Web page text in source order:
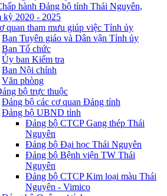
hành Đảng bộ tỉnh Thái Nguyên,
kỳ 2020 - 2025
quan tham mưu giúp việc Tỉnh ủy
Ban Tuyên giáo và Dân vận Tỉnh ủy
Ban Tổ chức
Ủy ban Kiểm tra
Ban Nội chính
Văn phòng
bộ trực thuộc
Đảng bộ các cơ quan Đảng tỉnh
Đảng bộ UBND tỉnh
Đảng bộ CTCP Gang thép Thái
Nguyên
Đảng bộ Đại học Thái Nguyên
Đảng bộ Bệnh viện TW Thái
Nguyên
Đảng bộ CTCP Kim loại màu Thái
Nguyên - Vimico